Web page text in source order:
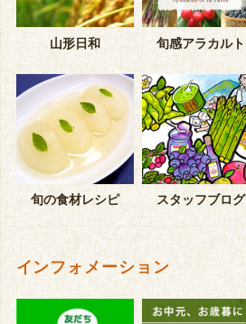
山形日和 旬感アラカルト
旬の食材レシピ スタッフブログ
インフォメーション